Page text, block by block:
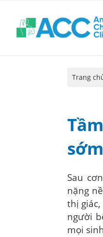
Trang
Sau
nặng
thị
người
mọi